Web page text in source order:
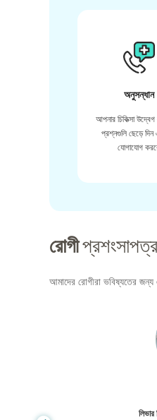
অনুসন্ধান
আপনার চিকিত্সা
প্রশ্নগুলি ছেড়ে
যোগাযোগ
রোগীপ্রশংসাপত্র
আমাদের রোগীরা ভবিষ্যতের জন্য